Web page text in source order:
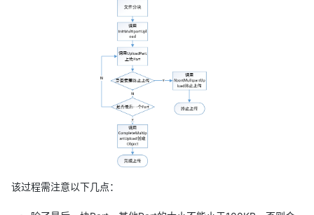
该过程需注意以下几点：